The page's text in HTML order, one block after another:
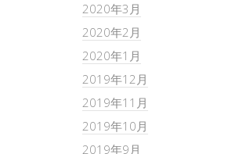
2020年3月
2020年2月
2020年1月
2019年12月
2019年11月
2019年10月
2019年9月